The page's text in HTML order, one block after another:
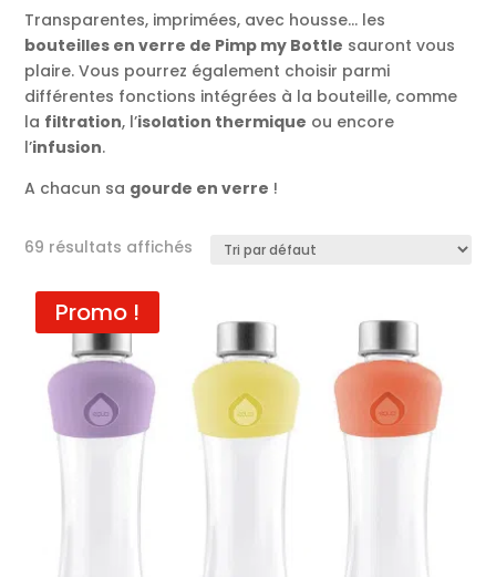
Transparentes, imprimées, avec housse… les
bouteilles en verre de Pimp my Bottle sauront vous
plaire. Vous pourrez également choisir parmi
différentes fonctions intégrées à la bouteille, comme
la filtration, l’isolation thermique ou encore
l’infusion.
A chacun sa gourde en verre !
69 résultats affichés
Promo !